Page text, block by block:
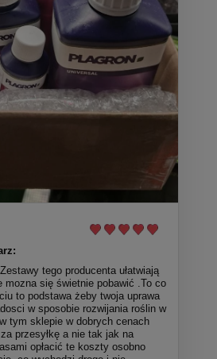
tego producenta ułatwiają
mozna się świetnie pobawić .To co
to podstawa żeby twoja uprawa
w sposobie rozwijania roślin w
tym sklepie w dobrych cenach
przesyłkę a nie tak jak na
opłacić te koszty osobno